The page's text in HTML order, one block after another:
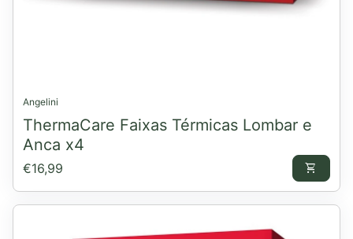
Angelini
ThermaCare Faixas Térmicas Lombar e
Anca x4
Preço normal
€16,99 shopping_cart